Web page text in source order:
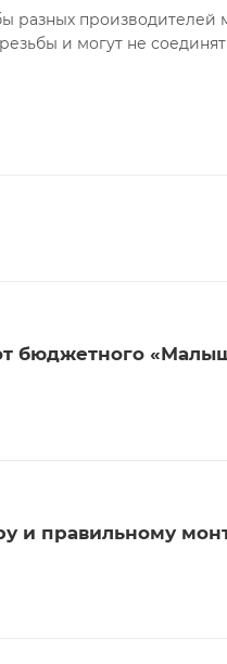
разных производителей
и могут не
бюджетного
и правильному